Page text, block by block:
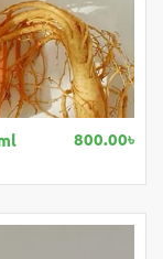
800.00৳